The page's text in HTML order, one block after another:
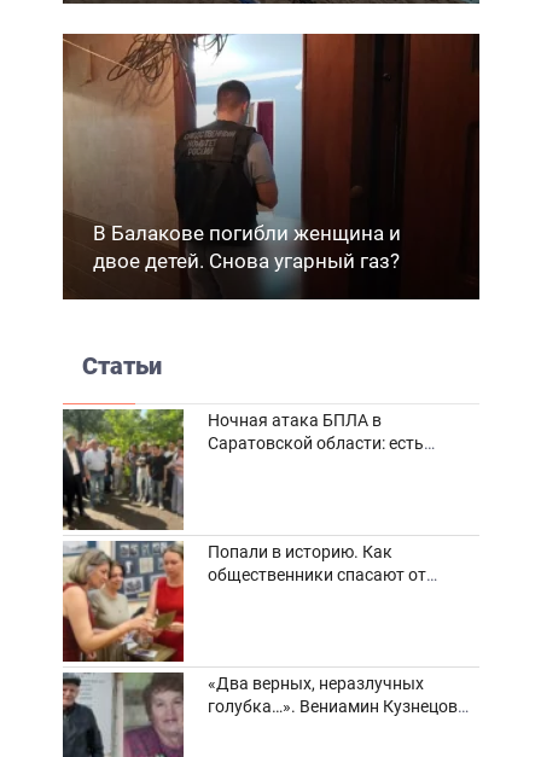
В Балакове погибли женщина и
двое детей. Снова угарный газ?
Статьи
Ночная атака БПЛА в
Саратовской области: есть
Попали в историю. Как
общественники спасают от
«Два верных, неразлучных
голубка…». Вениамин Кузнецов